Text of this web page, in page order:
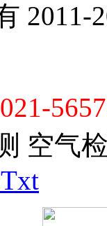
2011-
021-
空气